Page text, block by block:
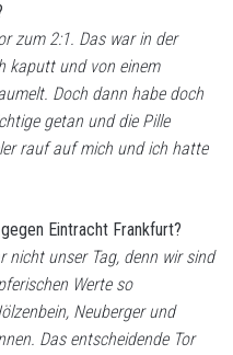
zum 2:1. Das war in der
kaputt und von einem
Doch dann habe doch
getan und die Pille
rauf auf mich und ich hatte
Eintracht Frankfurt?
nicht unser Tag, denn wir sind
Werte so
Neuberger und
Das entscheidende Tor